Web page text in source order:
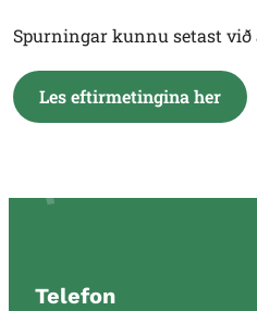
Spurningar kunnu setast
Les eftirmetingina her
Telefon